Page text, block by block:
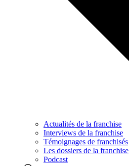
Actualités de la franchise
Interviews de la franchise
Témoignages de franchisés
Les dossiers de la franchise
Podcast